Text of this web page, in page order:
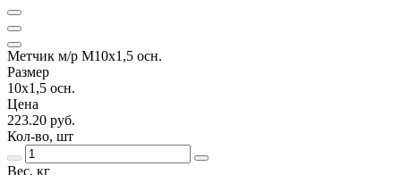
Метчик м/р М10х1,5 осн.
Размер
10х1,5 осн.
Цена
223.20 руб.
Кол-во, шт
Вес, кг